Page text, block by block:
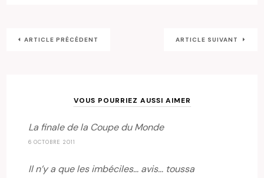
ARTICLE PRÉCÉDENT ARTICLE SUIVANT
VOUS POURRIEZ AUSSI AIMER
La finale de la Coupe du Monde
6 OCTOBRE 2011
Il n’y a que les imbéciles… avis… toussa